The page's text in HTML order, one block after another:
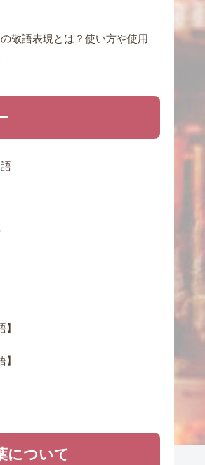
の敬語表現とは？使い方や使用
について